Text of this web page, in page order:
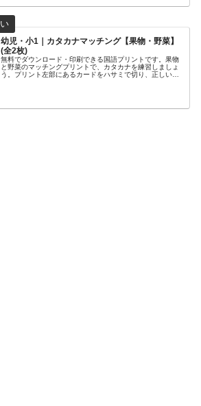
幼児・小1｜カタカナマッチング【果物・野菜】
(全2枚)
無料でダウンロード・印刷できる国語プリントです。果物
と野菜のマッチングプリントで、カタカナを練習しましょ
う。プリント左部にあるカードをハサミで切り、正しい位